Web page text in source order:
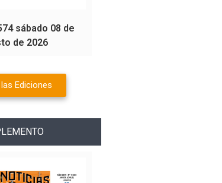
sábado 08 de
de 2026
Ediciones